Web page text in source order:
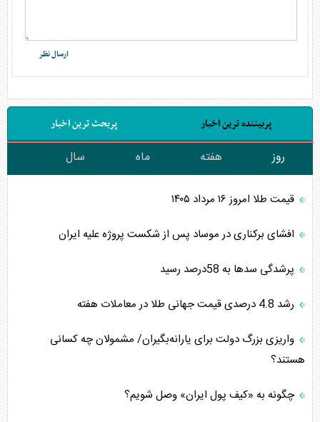
پربیننده ترین اخبار پربحث ترین اخبار
روز هفته ماه سال
قیمت طلا امروز ۱۶ مرداد ۱۴۰۵
افشای برکناری در موساد پس از شکست پروژه علیه ایران
پرشدگی سدها به 58درصد رسید
رشد 4.8 درصدی قیمت جهانی طلا در معاملات هفته
واریزی بزرگ دولت برای یارانه‌بگیران/ مشمولان چه کسانی
هستند؟
چگونه به «کیف پول ایران» وصل شویم؟